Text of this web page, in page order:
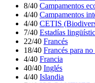
8/40 Campamentos
4/40 Campamentos
4/40 CETIS
7/40 Estadías
22/40 Francés
18/40 Francés para
4/40 Francia
40/40 Inglés
4/40 Islandia